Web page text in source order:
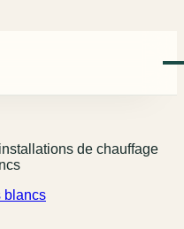
de chauffage
blancs